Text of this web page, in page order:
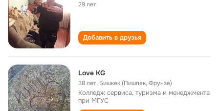
29 лет
Добавить в друзья
Love KG
38 лет, Бишкек (Пишпек, Фрунзе)
Колледж сервиса, туризма и менеджмента
при МГУС